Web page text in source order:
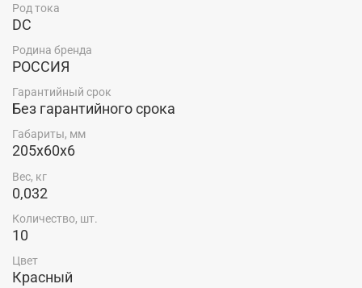
Электроды вольфрамовые — 10 шт/уп.
Род тока
DC
Родина бренда
РОССИЯ
Гарантийный срок
Без гарантийного срока
Габариты, мм
205х60х6
Вес, кг
0,032
Количество, шт.
10
Цвет
Красный